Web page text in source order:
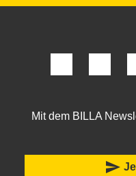
Mit dem BILLA
send